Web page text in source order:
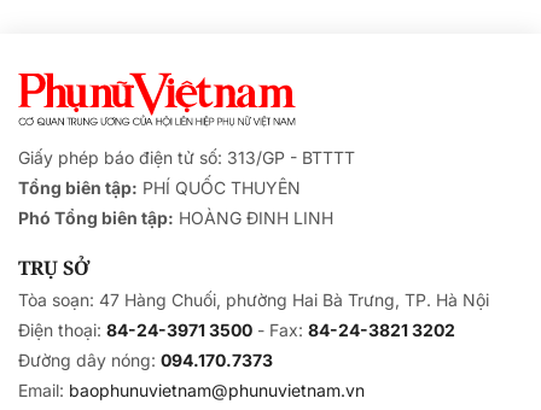
Giấy phép báo điện tử số: 313/GP - BTTTT
Tổng biên tập: PHÍ QUỐC THUYÊN
Phó Tổng biên tập: HOÀNG ĐINH LINH
TRỤ SỞ
Tòa soạn: 47 Hàng Chuối, phường Hai Bà Trưng, TP. Hà Nội
Điện thoại: 84-24-3971 3500 - Fax: 84-24-3821 3202
Đường dây nóng: 094.170.7373
Email: baophunuvietnam@phunuvietnam.vn